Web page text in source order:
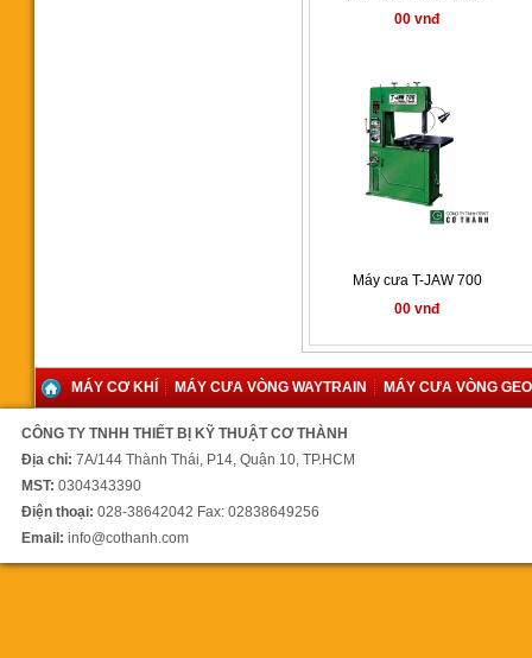
5650NC
640.000.000 vnđ
00 vnđ
Máy cưa T-JAW 700
00 vnđ
MÁY CƠ KHÍ MÁY CƯA VÒNG WAYTRAIN MÁY CƯA VÒNG
CÔNG TY TNHH THIẾT BỊ KỸ THUẬT CƠ THÀNH
Địa chỉ: 7A/144 Thành Thái, P14, Quận 10, TP.HCM
MST: 0304343390
Điện thoại: 028-38642042 Fax: 02838649256
Email: info@cothanh.com